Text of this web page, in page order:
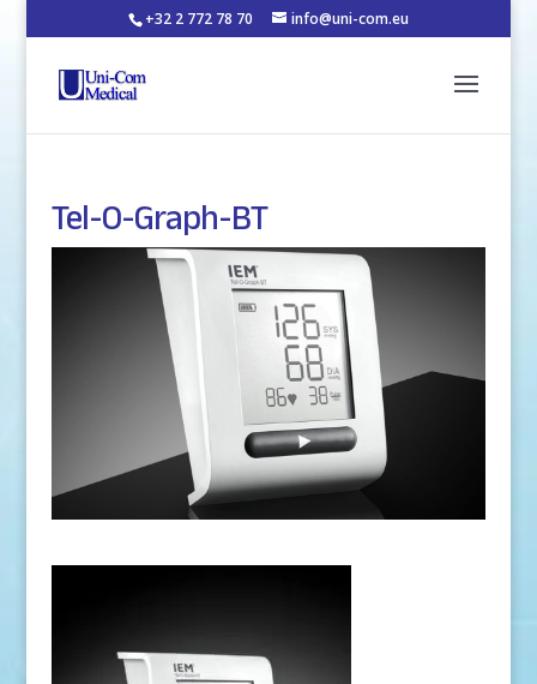
+32 2 772 78 70 info@uni-com.eu
Tel-O-Graph-BT